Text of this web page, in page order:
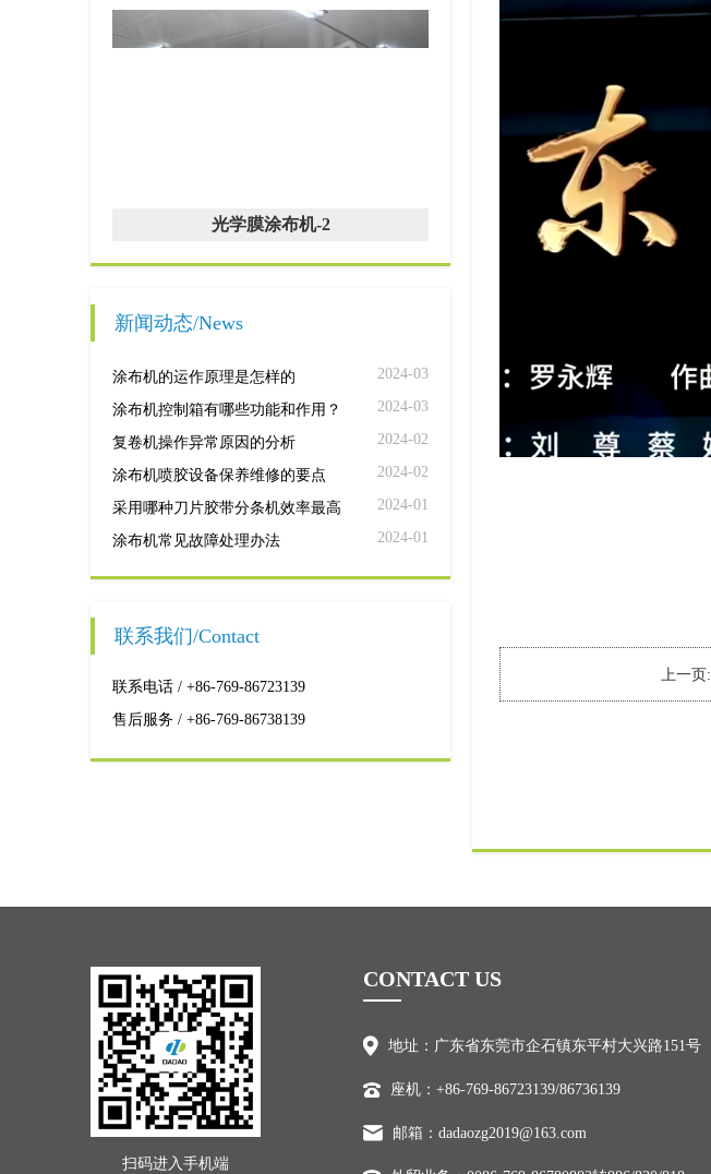
光学膜涂布机-2
新闻动态/News
涂布机的运作原理是怎样的 2024-03
涂布机控制箱有哪些功能和作用？ 2024-03
复卷机操作异常原因的分析 2024-02
涂布机喷胶设备保养维修的要点 2024-02
采用哪种刀片胶带分条机效率最高 2024-01
涂布机常见故障处理办法 2024-01
联系我们/Contact
联系电话 / +86-769-86723139
售后服务 / +86-769-86738139
上一页:
扫码进入手机端
CONTACT US
地址：广东省东莞市企石镇东平村大兴路151号
座机：+86-769-86723139/86736139
邮箱：dadaozg2019@163.com